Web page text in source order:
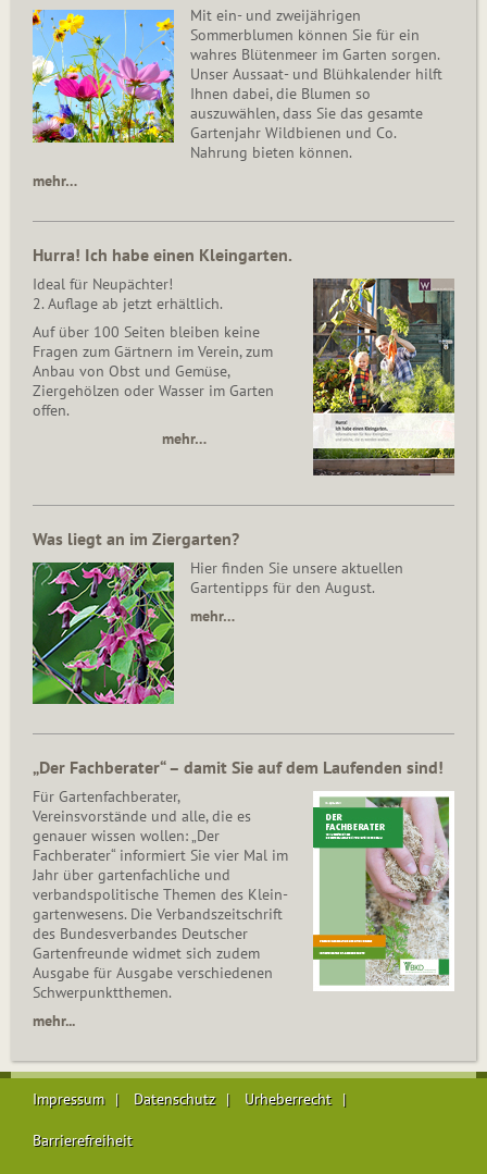
Mit ein- und zweijährigen
Sommerblumen können Sie für ein
wahres Blütenmeer im Garten sorgen.
Unser Aussaat- und Blühkalender hilft
Ihnen dabei, die Blumen so
auszuwählen, dass Sie das gesamte
Gartenjahr Wildbienen und Co.
Nahrung bieten können.
mehr…
Hurra! Ich habe einen Kleingarten.
Ideal für Neupächter!
2. Auflage ab jetzt erhältlich.
Auf über 100 Seiten bleiben keine
Fragen zum Gärtnern im Verein, zum
Anbau von Obst und Gemüse,
Ziergehölzen oder Wasser im Garten
offen.
mehr…
Was liegt an im Ziergarten?
Hier finden Sie unsere aktuellen
Gartentipps für den August.
mehr…
„Der Fachberater“ – damit Sie auf dem Laufenden sind!
Für Gartenfachberater,
Vereinsvorstände und alle, die es
genauer wissen wollen: „Der
Fachberater“ informiert Sie vier Mal im
Jahr über gartenfachliche und
verbandspolitische Themen des Klein­
gar­ten­wesens. Die Ver­bands­zeit­schrift
des Bun­des­ver­ban­des Deutscher
Gartenfreunde widmet sich zudem
Ausgabe für Ausgabe verschiedenen
Schwer­punkt­the­men.
mehr...
Impressum Datenschutz Urheberrecht
Barrierefreiheit